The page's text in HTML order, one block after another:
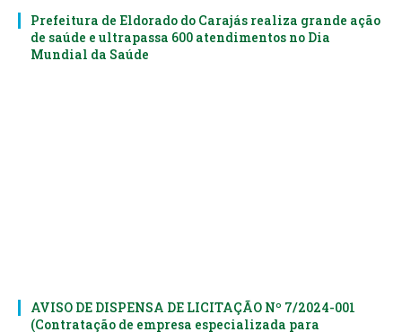
Prefeitura de Eldorado do Carajás realiza grande ação
de saúde e ultrapassa 600 atendimentos no Dia
Mundial da Saúde
AVISO DE DISPENSA DE LICITAÇÃO Nº 7/2024-001
(Contratação de empresa especializada para